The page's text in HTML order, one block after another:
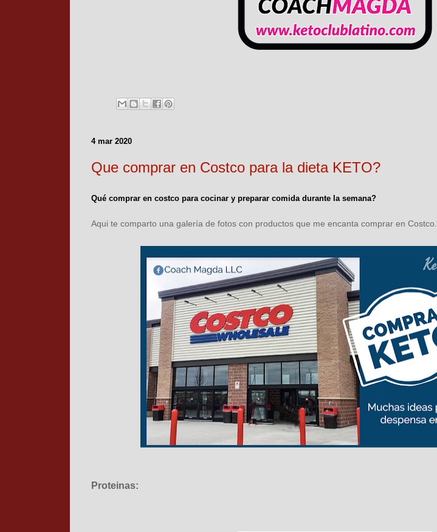
4 mar 2020
Que comprar en Costco para la dieta KETO?
Qué comprar en costco para cocinar y preparar comida durante la semana?
Aqui te comparto una galería de fotos con productos que me encanta comprar en Costco.
Proteinas: